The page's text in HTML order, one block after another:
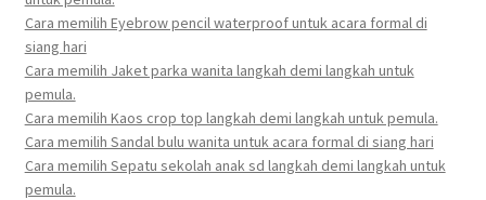
Cara memilih Eyebrow pencil waterproof untuk acara formal di
siang hari
Cara memilih Jaket parka wanita langkah demi langkah untuk
pemula.
Cara memilih Kaos crop top langkah demi langkah untuk pemula.
Cara memilih Sandal bulu wanita untuk acara formal di siang hari
Cara memilih Sepatu sekolah anak sd langkah demi langkah untuk
pemula.